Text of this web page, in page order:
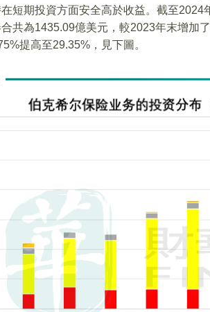
短期投資方面安全高於收益。截至2024
共為1435.09億美元，較2023年末增加
提高至29.35%，見下圖。